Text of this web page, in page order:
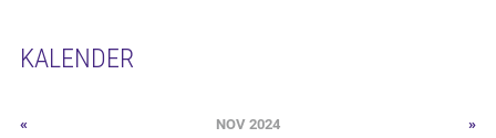
KALENDER
« NOV 2024 »